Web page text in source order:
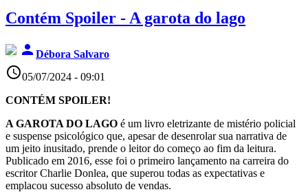
Contém Spoiler - A garota do lago
person Débora Salvaro
access_time05/07/2024 - 09:01
CONTÉM SPOILER!
A GAROTA DO LAGO é um livro eletrizante de mistério policial
e suspense psicológico que, apesar de desenrolar sua narrativa de
um jeito inusitado, prende o leitor do começo ao fim da leitura.
Publicado em 2016, esse foi o primeiro lançamento na carreira do
escritor Charlie Donlea, que superou todas as expectativas e
emplacou sucesso absoluto de vendas.